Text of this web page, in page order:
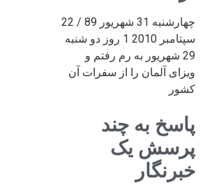
چهارشنبه 31 شهریور 89 / 22
سپتامبر 2010 1 روز دو شنبه
29 شهریور به رم رفتم و
ویزای آلمان را از سفرات آن
کشور
پاسخ به چند
پرسش یک
خبرنگار